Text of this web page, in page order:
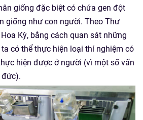
giống đặc biệt có chứa gen đột
giống như con người. Theo Thư
Kỳ, bằng cách quan sát những
có thể thực hiện loại thí nghiệm có
hiện được ở người (vì một số vấn
đức).